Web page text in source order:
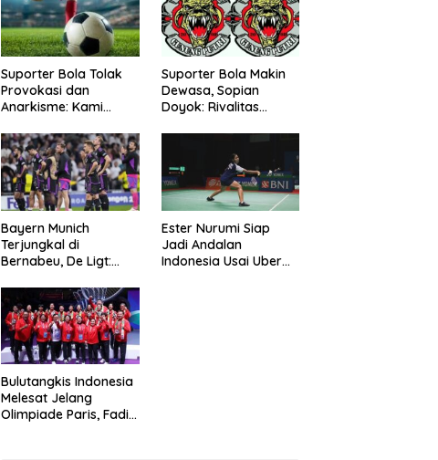
Suporter Bola Tolak
Provokasi dan
Anarkisme: Kami
Keamanan
Suporter Bola Makin
Dewasa, Sopian
Doyok: Rivalitas
Bayern Munich
Terjungkal di
Bernabeu, De Ligt:
Ester Nurumi Siap
Jadi Andalan
Indonesia Usai Uber
Bulutangkis Indonesia
Melesat Jelang
Olimpiade Paris, Fadil